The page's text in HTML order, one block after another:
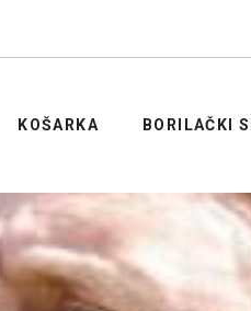
KOŠARKA BORILAČKI